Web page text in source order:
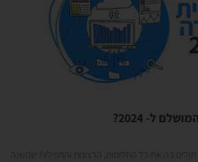
ל- 2024?
תולים בה את כל החלומות, הרצונות והתפילות שהשנה